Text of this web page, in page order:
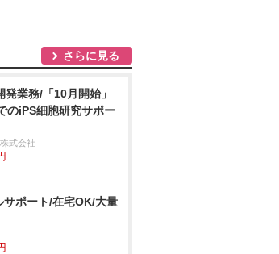
さらに見る
発業務/「10月開始」
のiPS細胞研究サポー
式会社
サポート/在宅OK/大量